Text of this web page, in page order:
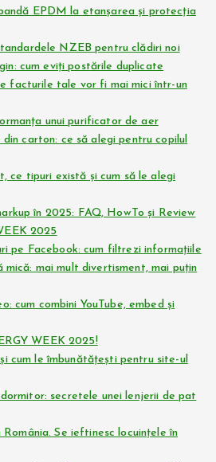
EPDM la etanșarea și protecția
NZEB pentru clădiri noi
cum eviți postările duplicate
facturile tale vor fi mai mici într-un
unui purificator de aer
din carton: ce să alegi pentru copilul
ce tipuri există și cum să le alegi
în 2025: FAQ, HowTo și Review
2025
pe Facebook: cum filtrezi informațiile
mică: mai mult divertisment, mai puțin
cum combini YouTube, embed și
WEEK 2025!
cum le îmbunătățești pentru site-ul
secretele unei lenjerii de pat
România. Se ieftinesc locuințele în